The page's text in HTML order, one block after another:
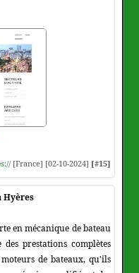
:// [France] [02-10-2024] [#15]
Hyères
en mécanique de bateau
prestations complètes
de bateaux, qu'ils